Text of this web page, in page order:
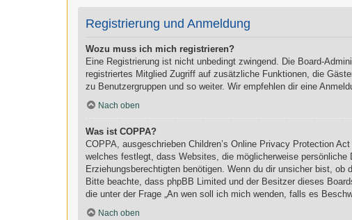
Registrierung und Anmeldung
Wozu muss ich mich registrieren?
Eine Registrierung ist nicht unbedingt zwingend. Die Board-
registriertes Mitglied Zugriff auf zusätzliche Funktionen, die
zu Benutzergruppen und so weiter. Wir empfehlen dir eine
Nach oben
Was ist COPPA?
COPPA, ausgeschrieben Children’s Online Privacy Protection
welches festlegt, dass Websites, die möglicherweise
Erziehungsberechtigten benötigen. Wenn du dir unsicher bist,
Bitte beachte, dass phpBB Limited und der Besitzer dieses
die unter der Frage „An wen soll ich mich wenden, falls es
Nach oben